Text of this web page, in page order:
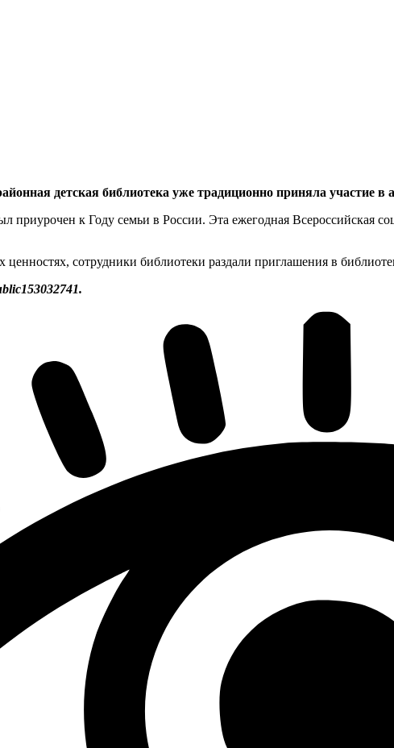
детская библиотека уже традиционно приняла участие
приурочен к Году семьи в России. Эта ежегодная Всероссийская
сотрудники библиотеки раздали приглашения в